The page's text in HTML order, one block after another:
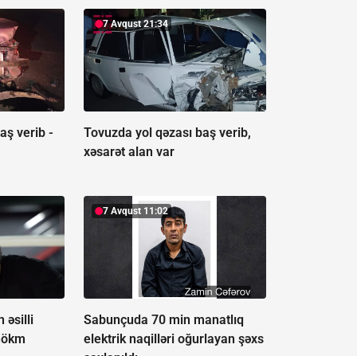
verib -
7 Avqust 21:34
Tovuzda yol qəzası baş verib,
xəsarət alan var
əsilli
7 Avqust 11:02
Sabunçuda 70 min manatlıq
elektrik naqilləri oğurlayan şəxs